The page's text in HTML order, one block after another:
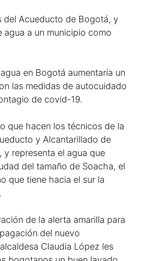
del Acueducto de Bogotá, y
agua a un municipio como
en Bogotá aumentaría un
las medidas de autocuidado
de covid-19.
que hacen los técnicos de la
y Alcantarillado de
y representa el agua que
del tamaño de Soacha, el
que tiene hacia el sur la
de la alerta amarilla para
del nuevo
Claudia López les